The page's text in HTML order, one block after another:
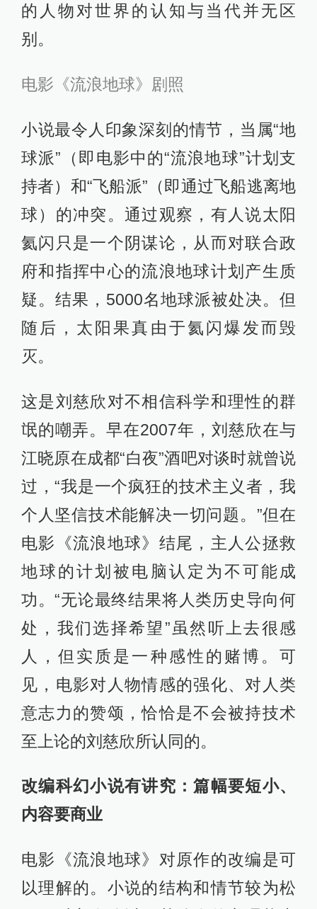
的人物对世界的认知与当代并无区
别。
电影《流浪地球》剧照
小说最令人印象深刻的情节，当属“地
球派”（即电影中的“流浪地球”计划支
持者）和“飞船派”（即通过飞船逃离地
球）的冲突。通过观察，有人说太阳
氦闪只是一个阴谋论，从而对联合政
府和指挥中心的流浪地球计划产生质
疑。结果，5000名地球派被处决。但
随后，太阳果真由于氦闪爆发而毁
灭。
这是刘慈欣对不相信科学和理性的群
氓的嘲弄。早在2007年，刘慈欣在与
江晓原在成都“白夜”酒吧对谈时就曾说
过，“我是一个疯狂的技术主义者，我
个人坚信技术能解决一切问题。”但在
电影《流浪地球》结尾，主人公拯救
地球的计划被电脑认定为不可能成
功。“无论最终结果将人类历史导向何
处，我们选择希望”虽然听上去很感
人，但实质是一种感性的赌博。可
见，电影对人物情感的强化、对人类
意志力的赞颂，恰恰是不会被持技术
至上论的刘慈欣所认同的。
改编科幻小说有讲究：篇幅要短小、
内容要商业
电影《流浪地球》对原作的改编是可
以理解的。小说的结构和情节较为松